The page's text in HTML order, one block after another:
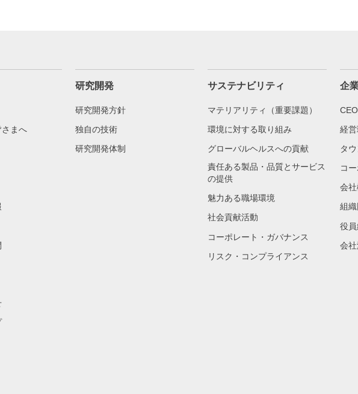
まへ
研究開発
研究開発方針
独自の技術
研究開発体制
サステナビリティ
マテリアリティ（重要課題）
環境に対する取り組み
グローバルヘルスへの貢献
責任ある製品・品質とサービス
の提供
魅力ある職場環境
社会貢献活動
コーポレート・ガバナンス
リスク・コンプライアンス
企
経
タ
コ
会
組織
役
会